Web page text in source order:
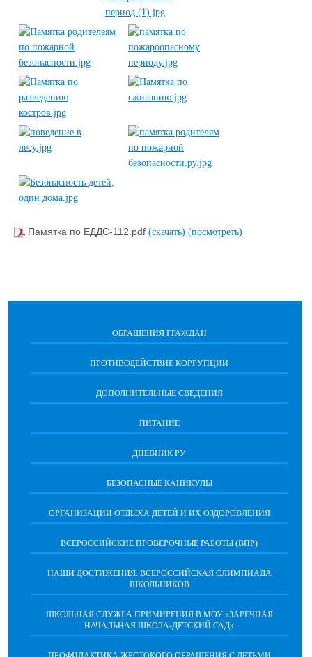
Памятка по ЕДДС-112.pdf (скачать) (посмотреть)
ОБРАЩЕНИЯ ГРАЖДАН
ПРОТИВОДЕЙСТВИЕ КОРРУПЦИИ
ДОПОЛНИТЕЛЬНЫЕ СВЕДЕНИЯ
ПИТАНИЕ
ДНЕВНИК РУ
БЕЗОПАСНЫЕ КАНИКУЛЫ
ОРГАНИЗАЦИИ ОТДЫХА ДЕТЕЙ И ИХ ОЗДОРОВЛЕНИЯ
ВСЕРОССИЙСКИЕ ПРОВЕРОЧНЫЕ РАБОТЫ (ВПР)
НАШИ ДОСТИЖЕНИЯ. ВСЕРОССИЙСКАЯ ОЛИМПИАДА
ШКОЛЬНИКОВ
ШКОЛЬНАЯ СЛУЖБА ПРИМИРЕНИЯ В МОУ «ЗАРЕЧНАЯ
НАЧАЛЬНАЯ ШКОЛА-ДЕТСКИЙ САД»